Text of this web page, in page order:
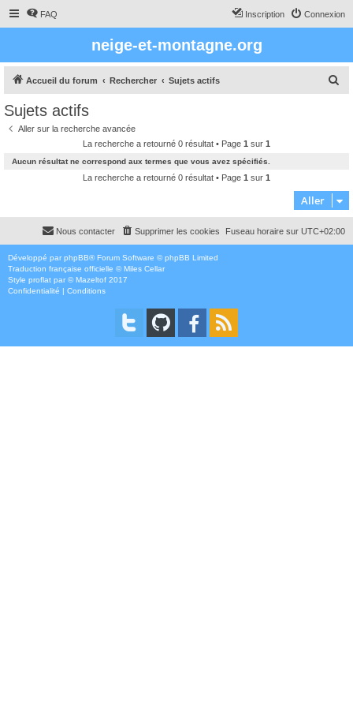
FAQ Connexion
Inscription
neige-et-montagne.org
Accueil du forum Rechercher Sujets actifs
c
h
e
Sujets actifs
Aller sur la recherche avancée
La recherche a retourné 0 résultat • Page 1 sur 1
Aucun résultat ne correspond aux termes que vous avez spécifiés.
La recherche a retourné 0 résultat • Page 1 sur 1
Aller
Fuseau horaire sur UTC+02:00
Supprimer les cookies
Nous contacter
Développé par phpBB® Forum Software © phpBB Limited
Traduction française officielle ©Miles Cellar
Style proflat par ©Mazeltof 2017
Confidentialité | Conditions